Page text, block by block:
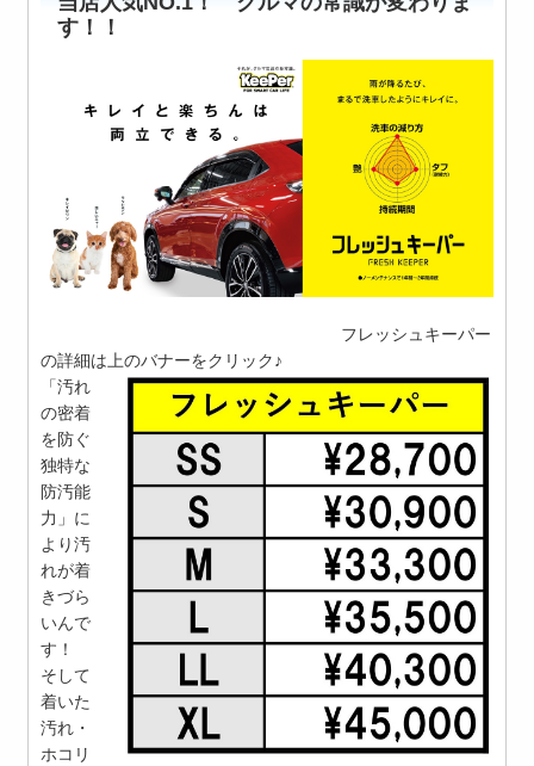
す！！
フレッシュキーパー
の詳細は上のバナーをクリック♪
「汚れ
の密着
を防ぐ
独特な
防汚能
力」に
より汚
れが着
きづら
いんで
す！
そして
着いた
汚れ・
ホコリ